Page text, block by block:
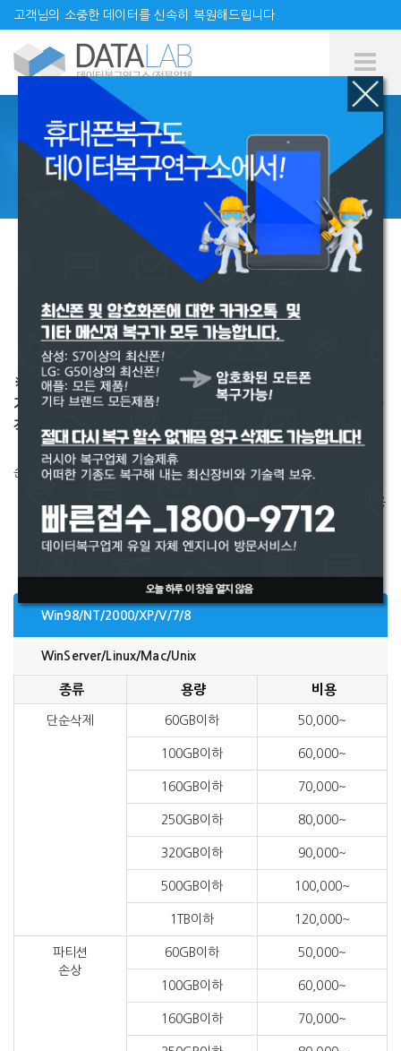
고객님의 소중한 데이터를 신속히 복원해드립니다.
서비스 비용 HOME 서비스
유형별복구비용
※ 타 업체에서 하드디스크의 커버를 오픈하여 작업하였
거나 복구불가판정을 받았을 경우 정상가에서 할증비용과
작업진행비가 추가적으로 발생합니다.
손상정도와 상태를 확인하여 가격을 별도로 제시함)
하드상태에 따라 작업내용이 달라질 수 있으며 그에 따라 비용
이 변동될 수 있습니다.
파일 구조 손상으로 인한 정밀 복구, 아웃룩, 더존 등 회계 데
Win98/NT/2000/XP/V/7/8
WinServer/Linux/Mac/Unix
종류 용량 비용
단순삭제 60GB이하 50,000~
100GB이하 60,000~
160GB이하 70,000~
250GB이하 80,000~
320GB이하 90,000~
500GB이하 100,000~
1TB이하 120,000~
파티션
손상
60GB이하 50,000~
100GB이하 60,000~
160GB이하 70,000~